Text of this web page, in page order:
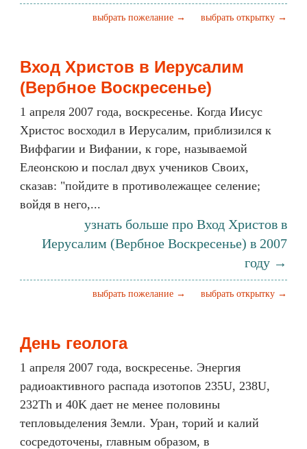
выбрать открытку →
выбрать пожелание →
Вход Христов в Иерусалим
(Вербное Воскресенье)
1 апреля 2007 года, воскресенье. Когда Иисус
Христос восходил в Иерусалим, приблизился к
Виффагии и Вифании, к горе, называемой
Елеонскою и послал двух учеников Своих,
сказав: "пойдите в противолежащее селение;
войдя в него,...
узнать больше про Вход Христов в
Иерусалим (Вербное Воскресенье) в 2007
году →
выбрать открытку →
выбрать пожелание →
День геолога
1 апреля 2007 года, воскресенье. Энергия
радиоактивного распада изотопов 235U, 238U,
232Th и 40K дает не менее половины
тепловыделения Земли. Уран, торий и калий
сосредоточены, главным образом, в